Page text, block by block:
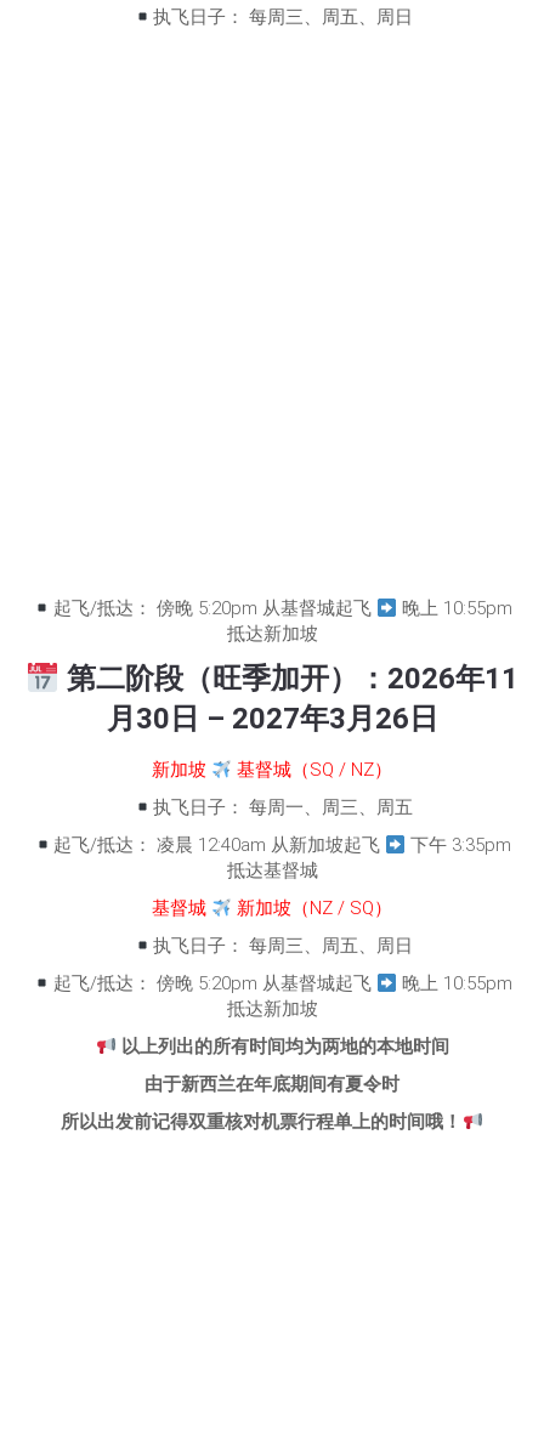
执飞日子： 每周三、周五、周日
起飞/抵达： 傍晚 5:20pm 从基督城起飞
晚上 10:55pm
抵达新加坡
第二阶段（旺季加开）：2026年11
月30日 – 2027年3月26日
新加坡
基督城（SQ / NZ）
执飞日子： 每周一、周三、周五
起飞/抵达： 凌晨 12:40am 从新加坡起飞
下午 3:35pm
抵达基督城
基督城
新加坡（NZ / SQ）
执飞日子： 每周三、周五、周日
起飞/抵达： 傍晚 5:20pm 从基督城起飞
晚上 10:55pm
抵达新加坡
以上列出的所有时间均为两地的本地时间
由于新西兰在年底期间有夏令时
所以出发前记得双重核对机票行程单上的时间哦！